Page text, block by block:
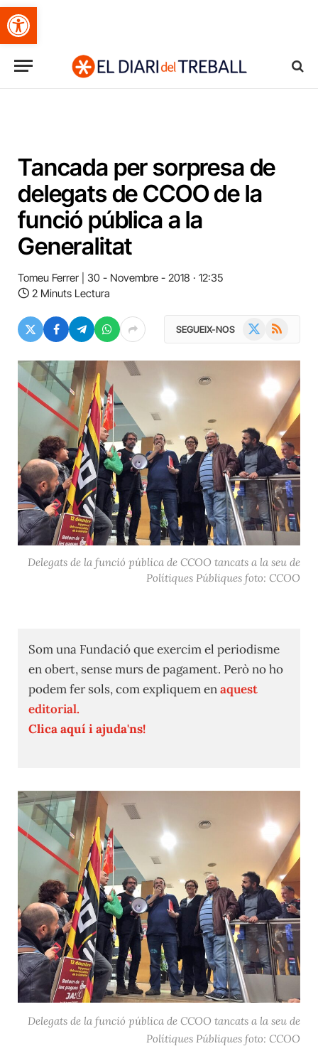
Obre la barra d'eines
Tancada per sorpresa de
delegats de CCOO de la
funció pública a la
Generalitat
Tomeu Ferrer
30 - Novembre - 2018 · 12:35
2 Minuts Lectura
SEGUEIX-NOS RSS
Delegats de la funció pública de CCOO tancats a la seu de
Polítiques Públiques foto: CCOO
Som una Fundació que exercim el periodisme
en obert, sense murs de pagament. Però no ho
podem fer sols, com expliquem enaquest
editorial.
Clica aquí i ajuda'ns!
Delegats de la funció pública de CCOO tancats a la seu de
Polítiques Públiques foto: CCOO